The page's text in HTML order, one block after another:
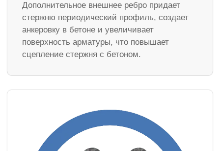
Дополнительное внешнее ребро придает
стержню периодический профиль, создает
анкеровку в бетоне и увеличивает
поверхность арматуры, что повышает
сцепление стержня с бетоном.